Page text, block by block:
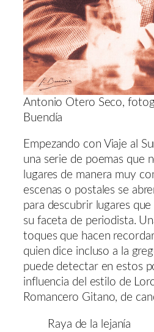
Antonio Otero Seco,
Buendía
Empezando con Viaje al
una serie de poemas que
lugares de manera muy
escenas o postales se
para descubrir lugares
su faceta de periodista.
toques que hacen
quien dice incluso a la
puede detectar en estos
influencia del estilo de
Romancero Gitano, de
Raya de la lejanía